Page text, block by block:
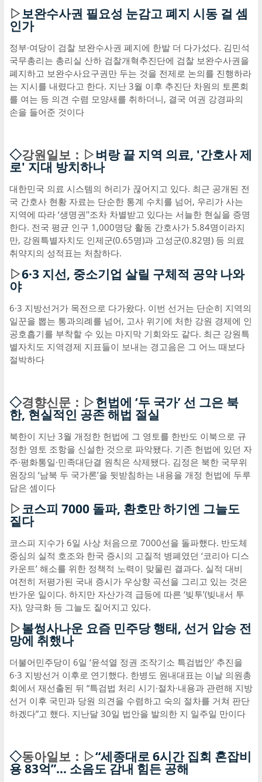
▷보완수사권 필요성 눈감고 폐지 시동 걸 셈
인가
정부·여당이 검찰 보완수사권 폐지에 한발 더 다가섰다. 김민석
국무총리는 총리실 산하 검찰개혁추진단에 검찰 보완수사권을
폐지하고 보완수사요구권만 두는 것을 전제로 논의를 진행하라
는 지시를 내렸다고 한다. 지난 3월 이후 추진단 차원의 토론회
를 여는 등 의견 수렴 모양새를 취하더니, 결국 여권 강경파의
손을 들어준 것이다
◇강원일보：▷벼랑 끝 지역 의료, '간호사 제
로' 지대 방치하나
대한민국 의료 시스템의 허리가 끊어지고 있다. 최근 공개된 전
국 간호사 현황 자료는 단순한 통계 수치를 넘어, 우리가 사는
지역에 따라 ‘생명권''조차 차별받고 있다는 서늘한 현실을 증명
한다. 전국 평균 인구 1,000명당 활동 간호사가 5.84명이라지
만, 강원특별자치도 인제군(0.65명)과 고성군(0.82명) 등 의료
취약지의 성적표는 처참하다.
▷6·3 지선, 중소기업 살릴 구체적 공약 나와
야
6·3 지방선거가 목전으로 다가왔다. 이번 선거는 단순히 지역의
일꾼을 뽑는 통과의례를 넘어, 고사 위기에 처한 강원 경제에 인
공호흡기를 부착할 수 있는 마지막 기회와도 같다. 최근 강원특
별자치도 지역경제 지표들이 보내는 경고음은 그 어느 때보다
절박하다
◇경향신문：▷헌법에 ‘두 국가’ 선 그은 북
한, 현실적인 공존 해법 절실
북한이 지난 3월 개정한 헌법에 그 영토를 한반도 이북으로 규
정한 영토 조항을 신설한 것으로 파악됐다. 기존 헌법에 있던 자
주·평화통일·민족대단결 원칙은 삭제됐다. 김정은 북한 국무위
원장의 ‘남북 두 국가론’을 뒷받침하는 내용을 개정 헌법에 두루
담은 셈이다
▷코스피 7000 돌파, 환호만 하기엔 그늘도
짙다
코스피 지수가 6일 사상 처음으로 7000선을 돌파했다. 반도체
중심의 실적 호조와 한국 증시의 고질적 병폐였던 ‘코리아 디스
카운트’ 해소를 위한 정책적 노력이 맞물린 결과다. 실적 대비
여전히 저평가된 국내 증시가 우상향 곡선을 그리고 있는 것은
반가운 일이다. 하지만 자산가격 급등에 따른 ‘빚투’(빚내서 투
자), 양극화 등 그늘도 짙어지고 있다.
▷볼썽사나운 요즘 민주당 행태, 선거 압승 전
망에 취했나
더불어민주당이 6일 ‘윤석열 정권 조작기소 특검법안’ 추진을
6·3 지방선거 이후로 연기했다. 한병도 원내대표는 이날 의원총
회에서 재선출된 뒤 “특검법 처리 시기·절차·내용과 관련해 지방
선거 이후 국민과 당원 의견을 수렴하고 숙의 절차를 거쳐 판단
하겠다”고 했다. 지난달 30일 법안을 발의한 지 일주일 만이다
◇동아일보：▷“세종대로 6시간 집회 혼잡비
용 83억”… 소음도 감내 힘든 공해